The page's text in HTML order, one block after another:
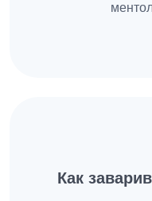
Как